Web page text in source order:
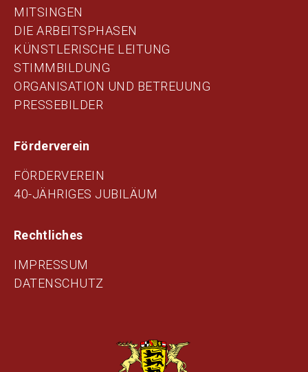
MITSINGEN
DIE ARBEITSPHASEN
KÜNSTLERISCHE LEITUNG
STIMMBILDUNG
ORGANISATION UND BETREUUNG
PRESSEBILDER
Förderverein
FÖRDERVEREIN
40-JÄHRIGES JUBILÄUM
Rechtliches
IMPRESSUM
DATENSCHUTZ